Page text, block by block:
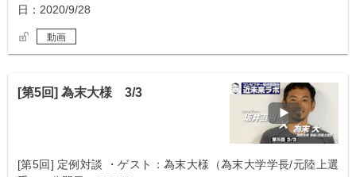
日：2020/9/28
動画
[第5回] 為末大様 3/3
[第5回] 定例対談 ・ゲスト：為末大様（為末大学学長/元陸上選